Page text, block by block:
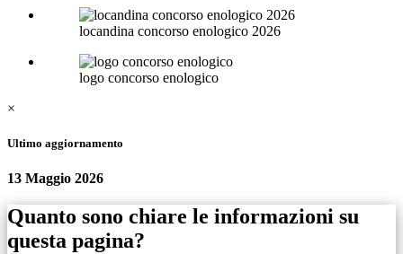
locandina concorso enologico 2026
logo concorso enologico
×
Ultimo aggiornamento
13 Maggio 2026
Quanto sono chiare le informazioni su
questa pagina?